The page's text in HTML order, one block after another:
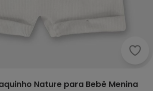
Up
Nature para Bebê Menina